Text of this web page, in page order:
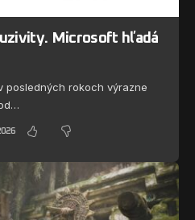
Microsoft hľadá
posledných rokoch výrazne